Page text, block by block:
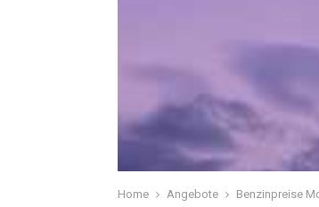
Home Angebote Benzinpreise